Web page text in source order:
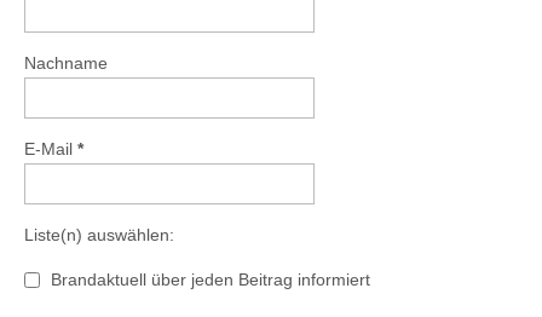
Nachname
E-Mail *
Liste(n) auswählen:
Brandaktuell über jeden Beitrag informiert